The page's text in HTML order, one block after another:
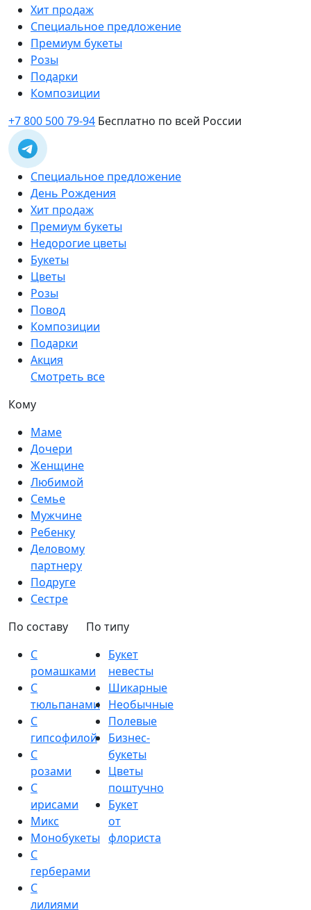
Хит продаж
Специальное предложение
Премиум букеты
Розы
Подарки
Композиции
+7 800 500 79-94 Бесплатно по всей России
Специальное предложение
День Рождения
Хит продаж
Премиум букеты
Недорогие цветы
Букеты
Цветы
Розы
Повод
Композиции
Подарки
Акция
Смотреть все
Кому
Маме
Дочери
Женщине
Любимой
Семье
Мужчине
Ребенку
Деловому
партнеру
Подруге
Сестре
По составу
С
ромашками
С
тюльпанами
С
гипсофилой
С
розами
С
ирисами
Микс
Монобукеты
С
герберами
С
лилиями
По типу
Букет
невесты
Шикарные
Необычные
Полевые
Бизнес-
букеты
Цветы
поштучно
Букет
от
флориста